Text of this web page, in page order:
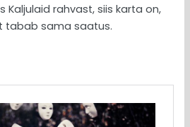
Kaljulaid rahvast, siis karta on,
tabab sama saatus.